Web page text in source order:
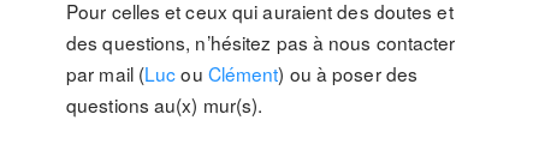
Pour celles et ceux qui auraient des doutes et
des questions, n’hésitez pas à nous contacter
par mail (Lucou Clément) ou à poser des
questions au(x) mur(s).